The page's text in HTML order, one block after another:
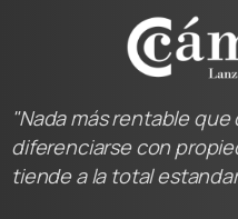
"Nada más rentable
diferenciarse con
tiende a la total